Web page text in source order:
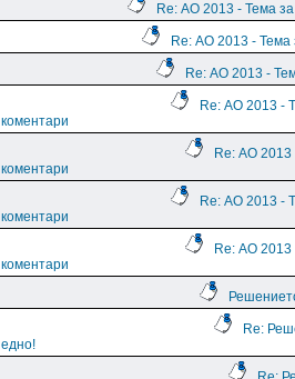
Re: АО 2013 - Тема
Re: АО 2013 - Тема
Re: АО 2013 -
Re: АО 2013 -
коментари
Re: АО 2013
коментари
Re: АО 2013 -
коментари
Re: АО 2013
коментари
Re:
едно!